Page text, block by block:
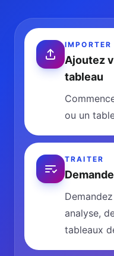
IMPORTER
Ajoutez
tableau
ou un
TRAITER
analyse,
tableaux